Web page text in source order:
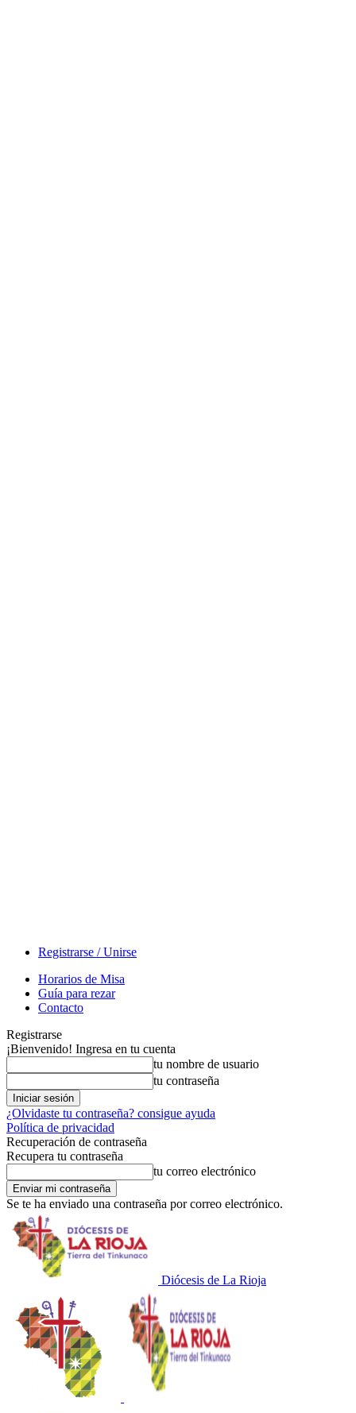
Registrarse / Unirse
Horarios de Misa
Guía para rezar
Contacto
Registrarse
¡Bienvenido! Ingresa en tu cuenta
tu nombre de usuario
tu contraseña
¿Olvidaste tu contraseña? consigue ayuda
Política de privacidad
Recuperación de contraseña
Recupera tu contraseña
tu correo electrónico
Se te ha enviado una contraseña por correo electrónico.
Diócesis de La Rioja